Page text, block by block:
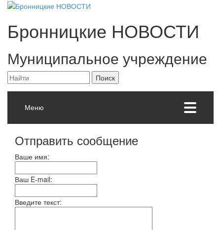
Бронницкие НОВОСТИ
Муниципальное учреждение
Меню
Отправить сообщение
Ваше имя:
Ваш E-mail:
Введите текст: